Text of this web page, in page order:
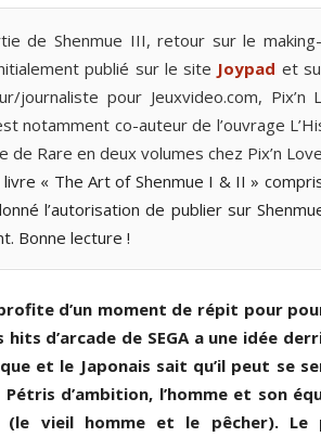
de Shenmue III, retour sur le
publié sur le site Joypad et
journaliste pour Jeuxvideo.com,
notamment co-auteur de l’ouvrage
de Rare en deux volumes chez Pix’n
« The Art of Shenmue I & II »
l’autorisation de publier sur
Bonne lecture !
d’un moment de répit pour
d’arcade de SEGA a une idée
et le Japonais sait qu’il peut se
d’ambition, l’homme et son
vieil homme et le pêcher). Le